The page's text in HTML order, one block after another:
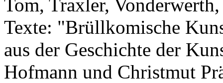
Tom, Traxler,
Texte: "Brüllkomische
aus der Geschichte der
Hofmann und Christmut